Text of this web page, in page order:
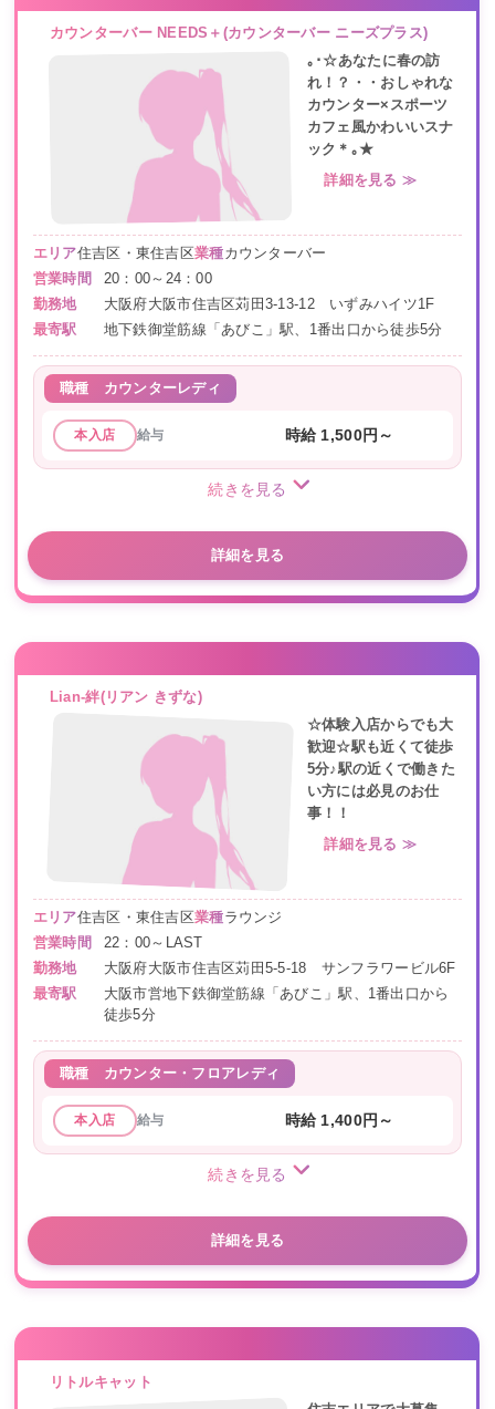
カウンターバー NEEDS＋(カウンターバー ニーズプラス)
｡･☆あなたに春の訪
れ！？・・おしゃれな
カウンター×スポーツ
カフェ風かわいいスナ
ック＊｡★
詳細を見る ≫
エリア住吉区・東住吉区業種カウンターバー
営業時間
20：00～24：00
勤務地
大阪府大阪市住吉区苅田3-13-12 いずみハイツ1F
最寄駅
地下鉄御堂筋線「あびこ」駅、1番出口から徒歩5分
職種 カウンターレディ
本入店 給与 時給 1,500円～
続きを見る
詳細を見る
Lian-絆(リアン きずな)
☆体験入店からでも大
歓迎☆駅も近くて徒歩
5分♪駅の近くで働きた
い方には必見のお仕
事！！
詳細を見る ≫
エリア住吉区・東住吉区業種ラウンジ
営業時間
22：00～LAST
勤務地
大阪府大阪市住吉区苅田5-5-18 サンフラワービル6F
最寄駅
大阪市営地下鉄御堂筋線「あびこ」駅、1番出口から
徒歩5分
職種 カウンター・フロアレディ
本入店 給与 時給 1,400円～
続きを見る
詳細を見る
リトルキャット